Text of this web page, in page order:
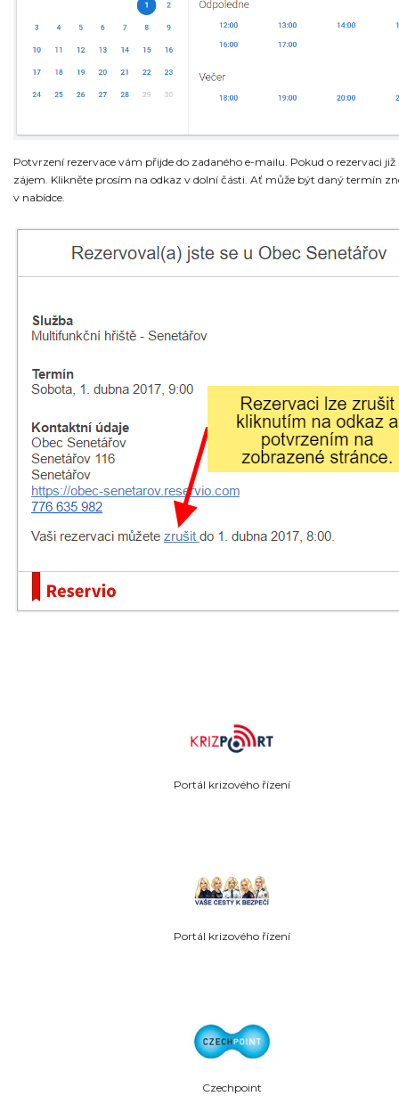
Potvrzení rezervace vám přijde do zadaného e-mailu. Pokud o rezervaci
zájem. Klikněte prosím na odkaz v dolní části. Ať může být daný termín
v nabídce.
Portál krizového řízení
Portál krizového řízení
Czechpoint